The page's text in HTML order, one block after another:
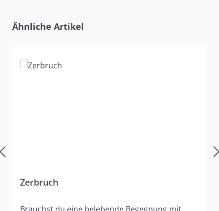
Produktgalerie überspringen
Ähnliche Artikel
Zerbruch